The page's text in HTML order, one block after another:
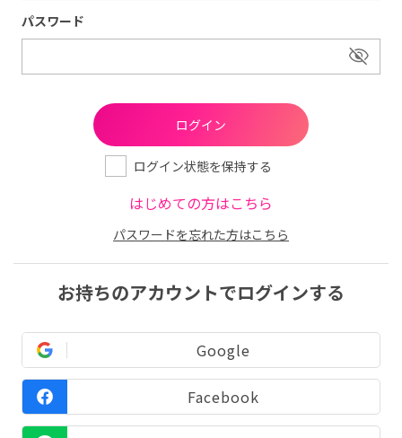
パスワード
ログイン状態を保持する
はじめての方はこちら
パスワードを忘れた方はこちら
お持ちのアカウントでログインする
Google
Facebook